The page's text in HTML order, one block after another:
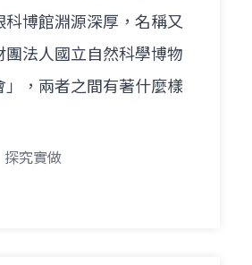
科博館淵源深厚，名稱又
團法人國立自然科學博物
」，兩者之間有著什麼樣
探究實做